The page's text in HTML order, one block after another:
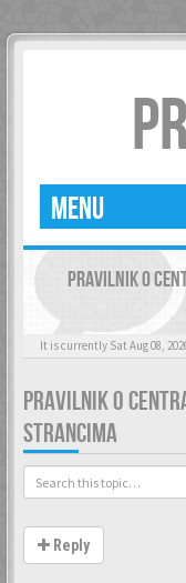
MENU
PRAVILNIK O
It is currently Sat Aug 08,
PRAVILNIK O
STRANCIMA
Reply